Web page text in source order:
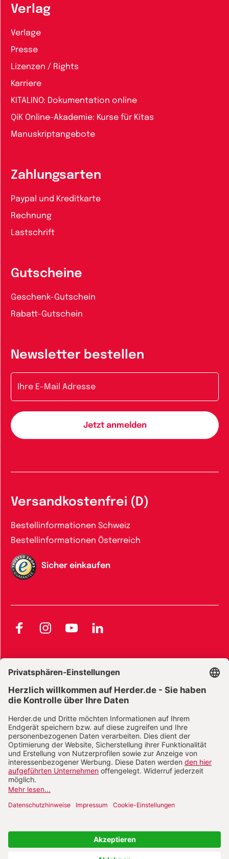
Verlag
Verlage
Presse
Lizenzen / Rights
Karriere
KITALINO: Dokumentation online
QiK Online-Akademie: Kurse für Kitas
Manuskriptangebote
Zahlungsarten
Paypal und Kreditkarte
Rechnung
Lastschrift
Gutscheine
Geschenk-Gutschein
Rabatt-Gutschein
Newsletter bestellen
Versandkostenfrei (D)
Bestellinformationen Schweiz
Bestellinformationen Österreich
Sicher einkaufen
FacebookInstagramYouTubeLinkedIn
Widerrufsbelehrung E-Books
Widerrufsbelehrung Zeitschriften Datenschutz
Datenschutz Social Media Barrierefreiheit
Vertrag widerrufen